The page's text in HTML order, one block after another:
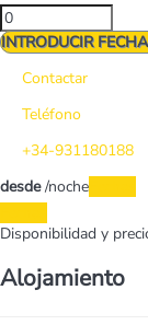
INTRODUCIR
Contactar
Teléfono
+34-931180188
desde /noche
Disponibilidad y
Alojamiento